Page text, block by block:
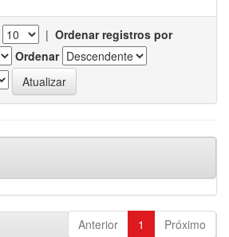
| Ordenar registros por
Ordenar
Anterior 1 Próximo